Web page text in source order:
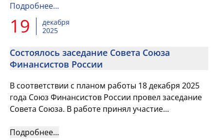
Подробнее…
19
декабря
2025
Состоялось заседание Совета Союза
Финансистов России
В соответствии с планом работы 18 декабря 2025
года Союз Финансистов России провел заседание
Совета Союза. В работе принял участие
Федерации Павел Анатольевич ...
Подробнее…